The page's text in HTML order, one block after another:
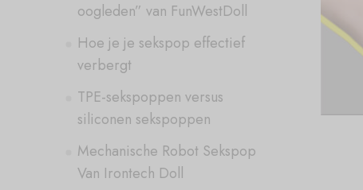
oogleden” van FunWestDoll
Hoe je je sekspop effectief
verbergt
TPE-sekspoppen versus
siliconen sekspoppen
Mechanische Robot Sekspop
Van Irontech Doll